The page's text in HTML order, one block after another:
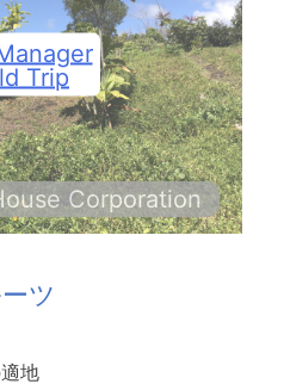
Trip
Corporation
ツ
地